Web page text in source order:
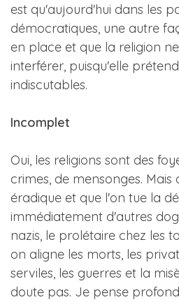
est qu'aujourd'hui dans les
démocratiques, une autre
en place et que la religion
interférer, puisqu'elle
indiscutables.
Incomplet
Oui, les religions sont des
crimes, de mensonges. Mais
éradique et que l'on tue la
immédiatement d'autres
nazis, le prolétaire chez les
on aligne les morts, les
serviles, les guerres et la
doute pas. Je pense